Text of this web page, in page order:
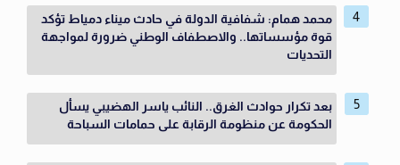
محمد همام: شفافية الدولة في حادث ميناء دمياط تؤكد
قوة مؤسساتها.. والاصطفاف الوطني ضرورة لمواجهة
التحديات
بعد تكرار حوادث الغرق.. النائب ياسر الهضيبي يسأل
الحكومة عن منظومة الرقابة على حمامات السباحة